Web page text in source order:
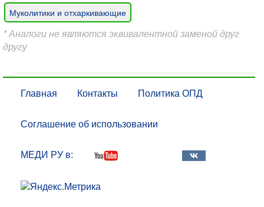
Муколитики и отхаркивающие
* Аналоги не являются эквивалентной заменой друг
другу
Главная Контакты Политика ОПД
Соглашение об использовании
МЕДИ РУ в: